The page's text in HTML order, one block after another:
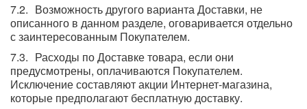
Возможность другого варианта Доставки, не
описанного в данном разделе, оговаривается отдельно
с заинтересованным Покупателем.
Расходы по Доставке товара, если они
предусмотрены, оплачиваются Покупателем.
Исключение составляют акции Интернет-магазина,
которые предполагают бесплатную доставку.